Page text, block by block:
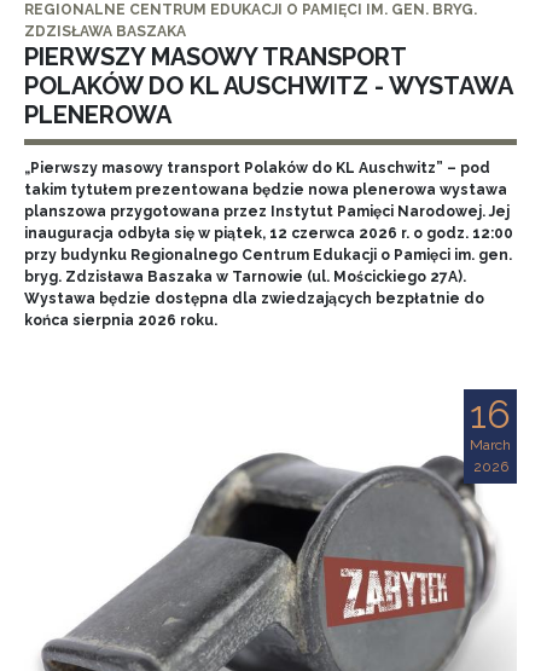
REGIONALNE CENTRUM EDUKACJI O PAMIĘCI IM. GEN. BRYG.
ZDZISŁAWA BASZAKA
PIERWSZY MASOWY TRANSPORT
POLAKÓW DO KL AUSCHWITZ - WYSTAWA
PLENEROWA
„Pierwszy masowy transport Polaków do KL Auschwitz” – pod
takim tytułem prezentowana będzie nowa plenerowa wystawa
planszowa przygotowana przez Instytut Pamięci Narodowej. Jej
inauguracja odbyła się w piątek, 12 czerwca 2026 r. o godz. 12:00
przy budynku Regionalnego Centrum Edukacji o Pamięci im. gen.
bryg. Zdzisława Baszaka w Tarnowie (ul. Mościckiego 27A).
Wystawa będzie dostępna dla zwiedzających bezpłatnie do
końca sierpnia 2026 roku.
16
March
2026